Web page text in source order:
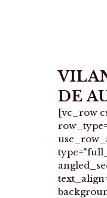
DE
[vc_row